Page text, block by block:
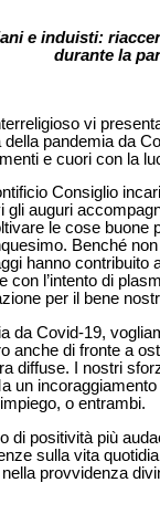
e induisti:
durante la
vi
pandemia da
e cuori con la
Consiglio
gli auguri
le cose buone
Benché
hanno contribuito
con l’intento di
per il bene
da Covid-19,
anche di fronte a
diffuse. I nostri
un
o entrambi.
di positività più
sulla vita
provvidenza